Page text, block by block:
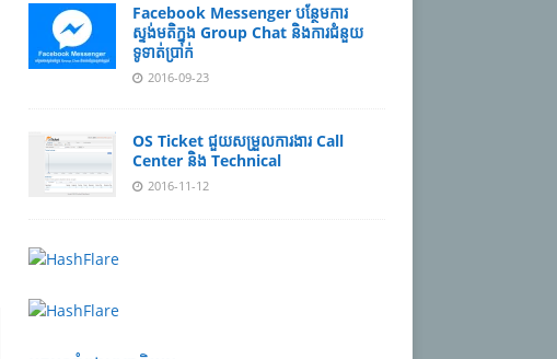
Facebook Messenger បន្ថែមការ
ស្ទង់មតិក្នុង Group Chat និងការជំនួយ
ទូទាត់ប្រាក់
2016-09-23
OS Ticket ជួយសម្រួលការងារ Call
Center និង Technical
2016-11-12